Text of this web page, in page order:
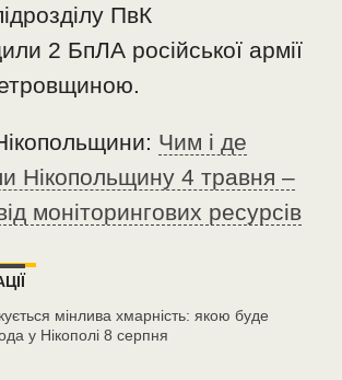
ПвК
2 БпЛА російської армії
Чим і де
Нікопольщину 4 травня –
моніторингових ресурсів
мінлива хмарність: якою буде
у Нікополі 8 серпня